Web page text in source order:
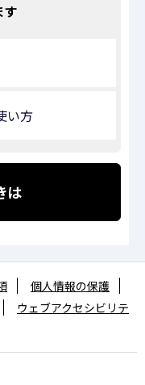
す
い方
は
個人情報の保護
ウェブアクセシビリテ